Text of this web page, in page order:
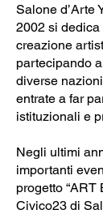
Salone d’Arte
2002 si
creazione
partecipando
diverse
entrate a far
istituzionali e
Negli ultimi
importanti
progetto “ART
Civico23 di